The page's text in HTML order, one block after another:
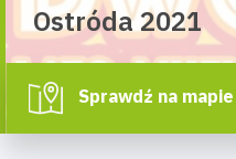
Ostróda 2021
Sprawdź na mapie